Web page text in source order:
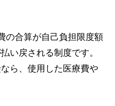
の合算が自己負担限度額
い戻される制度です。
ら、使用した医療費や